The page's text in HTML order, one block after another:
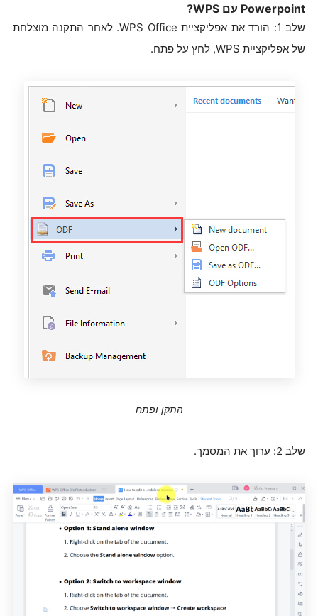
Powerpoint עם WPS?
שלב 1: הורד את אפליקציית WPS Office. לאחר התקנה מוצלחת
של אפליקציית WPS, לחץ על פתח.
התקן ופתח
שלב 2: ערוך את המסמך.